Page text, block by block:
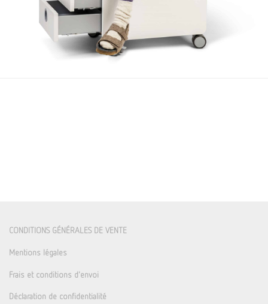
CONDITIONS GÉNÉRALES DE VENTE
Mentions légales
Frais et conditions d'envoi
Déclaration de confidentialité